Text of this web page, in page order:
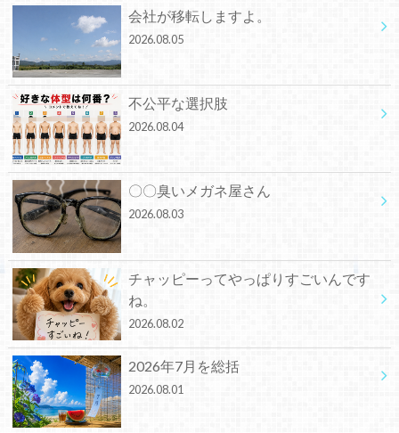
会社が移転しますよ。
2026.08.05
不公平な選択肢
2026.08.04
〇〇臭いメガネ屋さん
2026.08.03
チャッピーってやっぱりすごいんです
ね。
2026.08.02
2026年7月を総括
2026.08.01